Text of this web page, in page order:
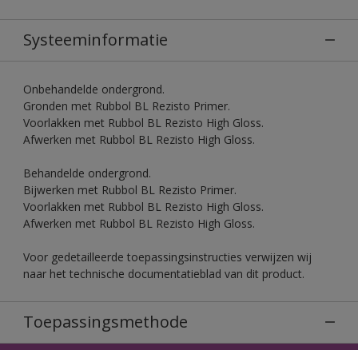
Systeeminformatie
Onbehandelde ondergrond.
Gronden met Rubbol BL Rezisto Primer.
Voorlakken met Rubbol BL Rezisto High Gloss.
Afwerken met Rubbol BL Rezisto High Gloss.
Behandelde ondergrond.
Bijwerken met Rubbol BL Rezisto Primer.
Voorlakken met Rubbol BL Rezisto High Gloss.
Afwerken met Rubbol BL Rezisto High Gloss.
Voor gedetailleerde toepassingsinstructies verwijzen wij
naar het technische documentatieblad van dit product.
Toepassingsmethode